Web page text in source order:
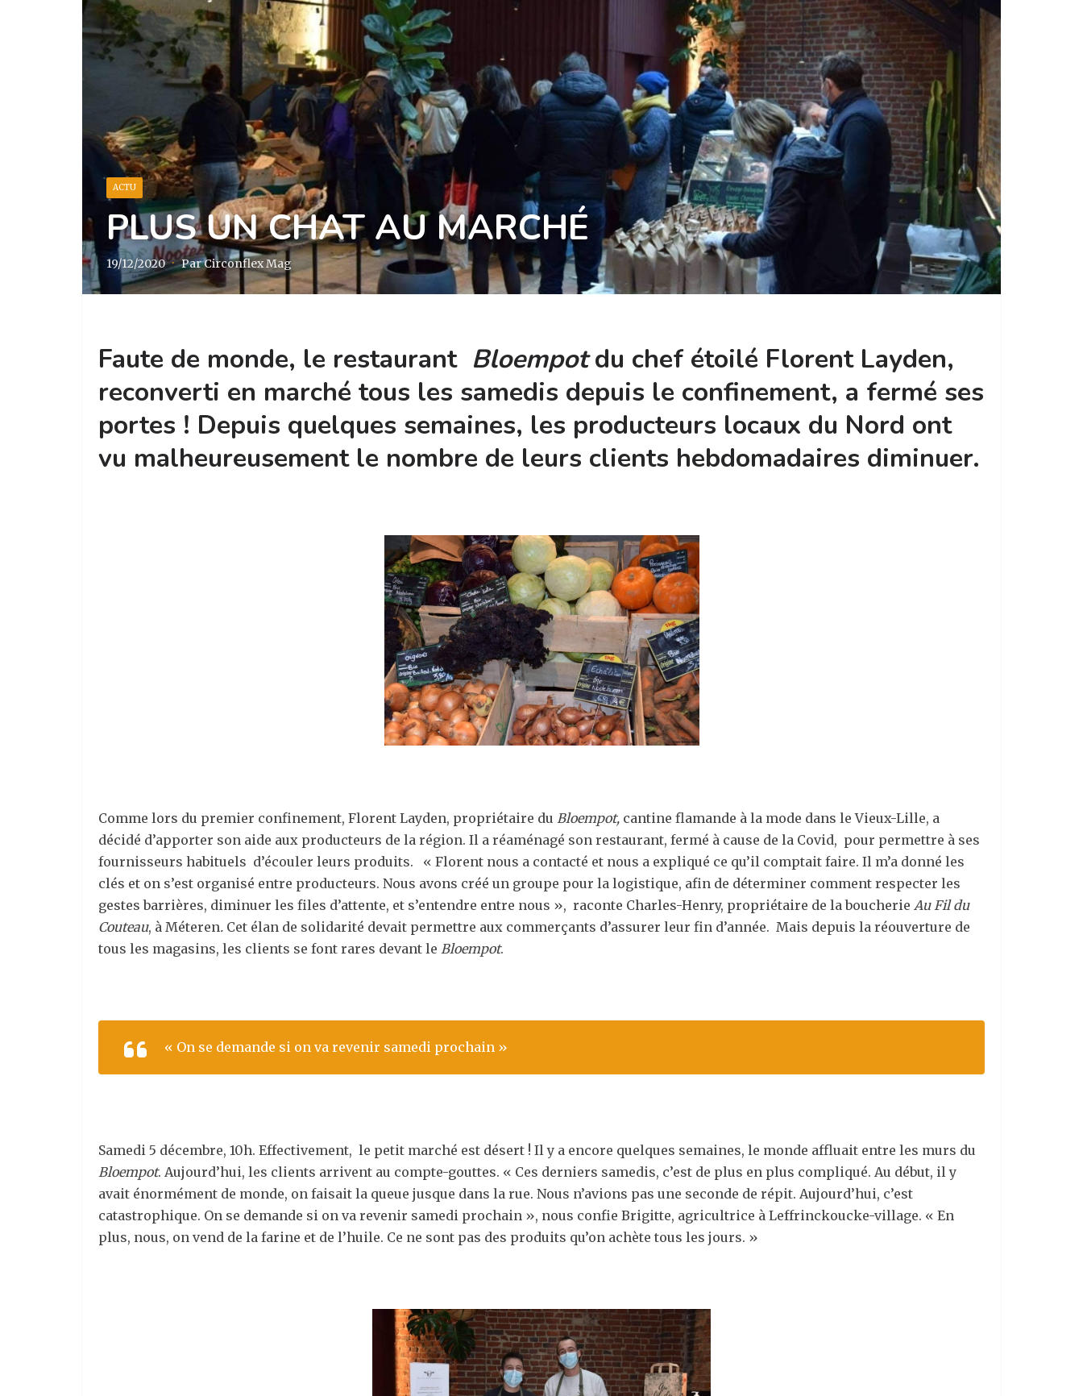
ACTU
PLUS UN CHAT AU MARCHÉ
19/12/2020 · Par Circonflex Mag
Faute de monde, le restaurant Bloempotdu chef étoilé Florent Layden,
reconverti en marché tous les samedis depuis le confinement, a fermé ses
portes ! Depuis quelques semaines, les producteurs locaux du Nord ont
vu malheureusement le nombre de leurs clients hebdomadaires diminuer.
Comme lors du premier confinement, Florent Layden, propriétaire du Bloempot, cantine flamande à la mode dans le Vieux-Lille, a
décidé d’apporter son aide aux producteurs de la région. Il a réaménagé son restaurant, fermé à cause de la Covid, pour permettre à ses
fournisseurs habituels d’écouler leurs produits. « Florent nous a contacté et nous a expliqué ce qu’il comptait faire. Il m’a donné les
clés et on s’est organisé entre producteurs. Nous avons créé un groupe pour la logistique, afin de déterminer comment respecter les
gestes barrières, diminuer les files d’attente, et s’entendre entre nous », raconte Charles-Henry, propriétaire de la boucherie Au Fil du
Couteau, à Méteren. Cet élan de solidarité devait permettre aux commerçants d’assurer leur fin d’année. Mais depuis la réouverture de
tous les magasins, les clients se font rares devant le Bloempot.
« On se demande si on va revenir samedi prochain »
Samedi 5 décembre, 10h. Effectivement, le petit marché est désert ! Il y a encore quelques semaines, le monde affluait entre les murs du
Bloempot. Aujourd’hui, les clients arrivent au compte-gouttes. « Ces derniers samedis, c’est de plus en plus compliqué. Au début, il y
avait énormément de monde, on faisait la queue jusque dans la rue. Nous n’avions pas une seconde de répit. Aujourd’hui, c’est
catastrophique. On se demande si on va revenir samedi prochain », nous confie Brigitte, agricultrice à Leffrinckoucke-village. « En
plus, nous, on vend de la farine et de l’huile. Ce ne sont pas des produits qu’on achète tous les jours. »